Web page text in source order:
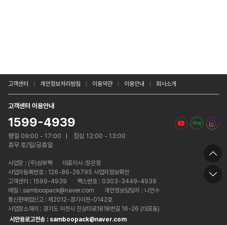
고객센터 개인정보처리방침 이용약관 이용안내 회사소개
고객센터 이용안내
1599-4939
평일 09:00 - 17:00
점심 12:00 - 13:00
휴무 토/일/공휴일
사업장 : (주)삼부팩
대표이사 :장은정
사업자등록번호 : 126-86-26795 사업자정보확인
고객센터 : 1599-4939
팩스번호 : 0303-3449-4939
메일 : samboopack@naver.com
개인정보담당자 : 나인수
통신판매업신고 : 제2012-경기이천-0142호
사업장소재지 : 경기도 이천시 진상미로1818번길 16-26 (대포동)
시안용로고전송 : samboopack@naver.com